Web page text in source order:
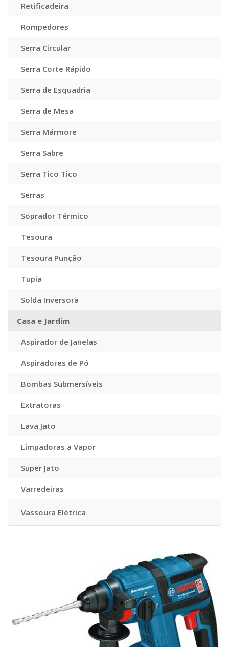
Retificadeira
Rompedores
Serra Circular
Serra Corte Rápido
Serra de Esquadria
Serra de Mesa
Serra Mármore
Serra Sabre
Serra Tico Tico
Serras
Soprador Térmico
Tesoura
Tesoura Punção
Tupia
Solda Inversora
Casa e Jardim
Aspirador de Janelas
Aspiradores de Pó
Bombas Submersíveis
Extratoras
Lava Jato
Limpadoras a Vapor
Super Jato
Varredeiras
Vassoura Elétrica